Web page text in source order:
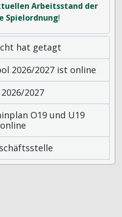
Arbeitsstand der
Spielordnung!
hat getagt
2026/2027 ist online
2027
O19 und U19